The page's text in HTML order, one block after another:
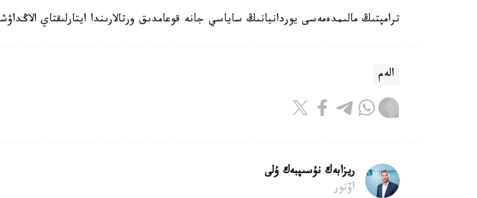
ترامپتىڭ مالىمدەمەسى يوردانيانىڭ ساياسي جانە قوعامدىق ورتالارىندا ايتارلىقتاي
الەم
ريزابەك نۇسىپبەك ۇلى
اۆتور